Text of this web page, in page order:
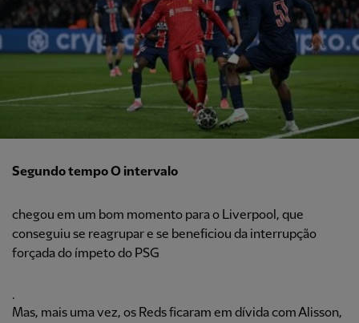
Segundo tempo O intervalo
chegou em um bom momento para o Liverpool, que
conseguiu se reagrupar e se beneficiou da interrupção
forçada do ímpeto do PSG
.
Mas, mais uma vez, os Reds ficaram em dívida com Alisson,